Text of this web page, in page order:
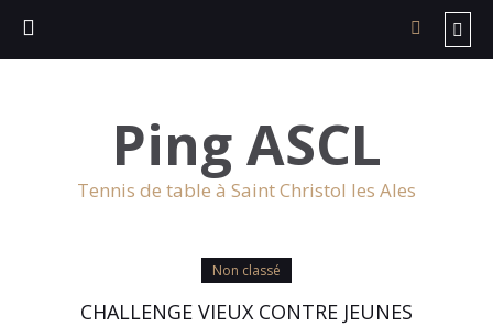
Ping ASCL
Tennis de table à Saint Christol les Ales
Non classé
CHALLENGE VIEUX CONTRE JEUNES